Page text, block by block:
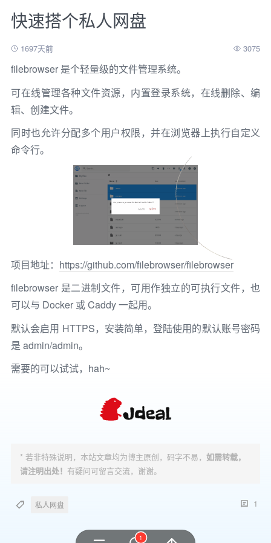
快速搭个私人网盘
1697天前 3075
filebrowser 是个轻量级的文件管理系统。
可在线管理各种文件资源，内置登录系统，在线删除、编
辑、创建文件。
同时也允许分配多个用户权限，并在浏览器上执行自定义
命令行。
项目地址： https://github.com/filebrowser/filebrowser
filebrowser 是二进制文件，可用作独立的可执行文件，也
可以与 Docker 或 Caddy 一起用。
默认会启用 HTTPS，安装简单，登陆使用的默认账号密码
是 admin/admin。
需要的可以试试，hah~
* 若非特殊说明，本站文章均为博主原创，码字不易， 如需转载，
请注明出处！ 有疑问可留言交流，谢谢。
私人网盘 1
1